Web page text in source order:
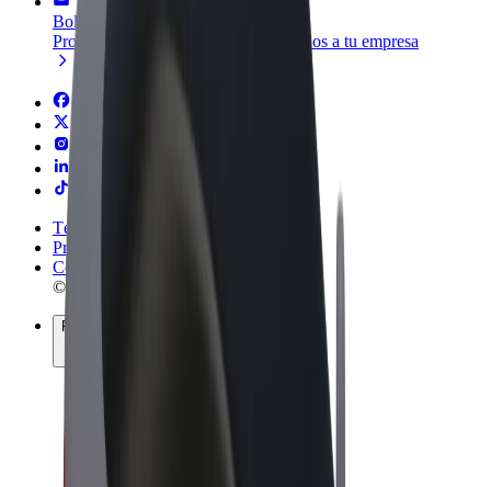
Bolt para empresas
Productos y servicios de Bolt adaptados a tu empresa
Términos y Condiciones
Privacidad
Cookies
© 2026 Bolt Technology OÜ
Productos
Patinetes
Bolt Market